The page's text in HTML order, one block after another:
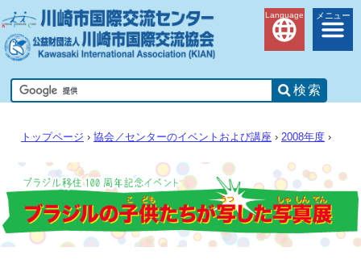
Language メニュー
トップページ › 協会／センターのイベントおよび講座 › 2008年度 ›